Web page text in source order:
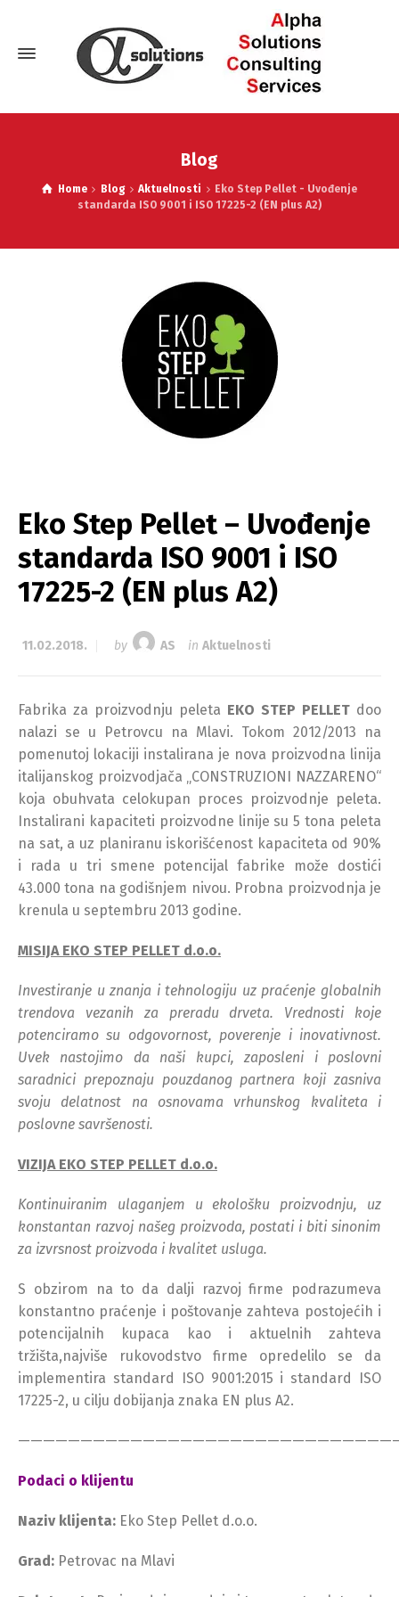
Blog
Home Blog Aktuelnosti
Eko Step Pellet - Uvođenje
standarda ISO 9001 i ISO 17225-2 (EN plus A2)
Eko Step Pellet – Uvođenje
standarda ISO 9001 i ISO
17225-2 (EN plus A2)
11.02.2018. by AS in Aktuelnosti
Fabrika za proizvodnju peleta EKO STEP PELLET doo
nalazi se u Petrovcu na Mlavi. Tokom 2012/2013 na
pomenutoj lokaciji instalirana je nova proizvodna linija
italijanskog proizvodjača „CONSTRUZIONI NAZZARENO“
koja obuhvata celokupan proces proizvodnje peleta.
Instalirani kapaciteti proizvodne linije su 5 tona peleta
na sat, a uz planiranu iskorišćenost kapaciteta od 90%
i rada u tri smene potencijal fabrike može dostići
43.000 tona na godišnjem nivou. Probna proizvodnja je
krenula u septembru 2013 godine.
MISIJA EKO STEP PELLET d.o.o.
Investiranje u znanja i tehnologiju uz praćenje globalnih
trendova vezanih za preradu drveta. Vrednosti koje
potenciramo su odgovornost, poverenje i inovativnost.
Uvek nastojimo da naši kupci, zaposleni i poslovni
saradnici prepoznaju pouzdanog partnera koji zasniva
svoju delatnost na osnovama vrhunskog kvaliteta i
poslovne savršenosti.
VIZIJA EKO STEP PELLET d.o.o.
Kontinuiranim ulaganjem u ekološku proizvodnju, uz
konstantan razvoj našeg proizvoda, postati i biti sinonim
za izvrsnost proizvoda i kvalitet usluga.
S obzirom na to da dalji razvoj firme podrazumeva
konstantno praćenje i poštovanje zahteva postojećih i
potencijalnih kupaca kao i aktuelnih zahteva
tržišta,najviše rukovodstvo firme opredelilo se da
implementira standard ISO 9001:2015 i standard ISO
17225-2, u cilju dobijanja znaka EN plus A2.
Podaci o klijentu
Naziv klijenta: Eko Step Pellet d.o.o.
Grad: Petrovac na Mlavi